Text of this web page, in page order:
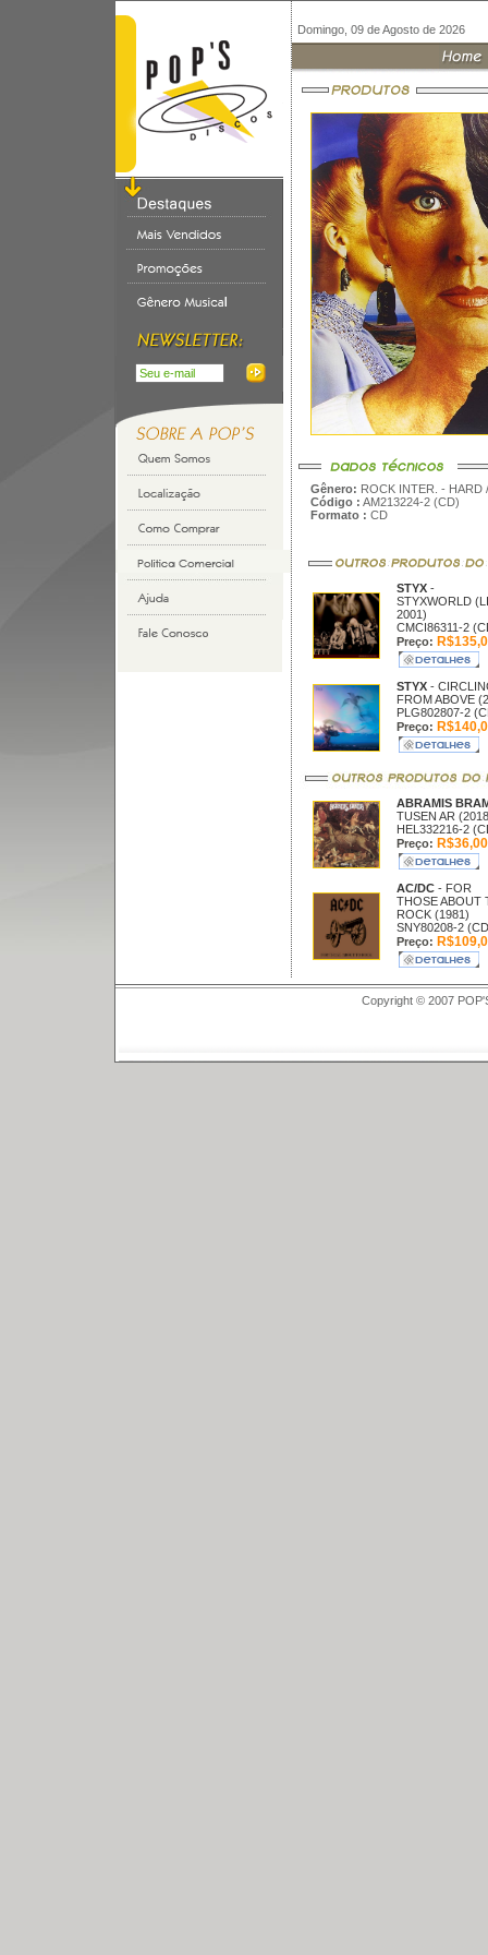
Domingo, 09 de Agosto de 2026
Gênero: ROCK INTER. - HARD
Código : AM213224-2 (CD)
Formato : CD
STYX -
STYXWORLD
2001)
CMCI86311-2
Preço:
STYX -
FROM ABOVE
PLG802807-2
Preço:
ABRAMIS
TUSEN AR
HEL332216-2
Preço: R$36,00
AC/DC - FOR
THOSE ABOUT
ROCK (1981)
SNY80208-2
Preço:
Copyright © 2007